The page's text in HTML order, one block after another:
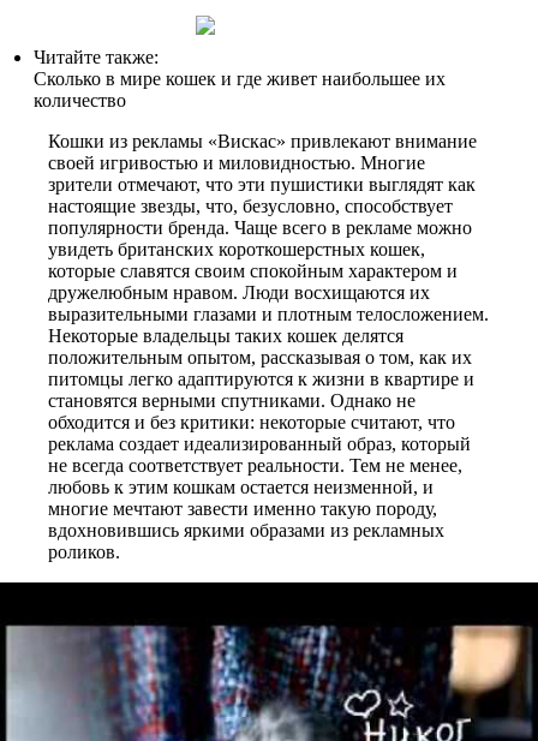
Читайте также:
Сколько в мире кошек и где живет наибольшее их
количество
Кошки из рекламы «Вискас» привлекают внимание
своей игривостью и миловидностью. Многие
зрители отмечают, что эти пушистики выглядят как
настоящие звезды, что, безусловно, способствует
популярности бренда. Чаще всего в рекламе можно
увидеть британских короткошерстных кошек,
которые славятся своим спокойным характером и
дружелюбным нравом. Люди восхищаются их
выразительными глазами и плотным телосложением.
Некоторые владельцы таких кошек делятся
положительным опытом, рассказывая о том, как их
питомцы легко адаптируются к жизни в квартире и
становятся верными спутниками. Однако не
обходится и без критики: некоторые считают, что
реклама создает идеализированный образ, который
не всегда соответствует реальности. Тем не менее,
любовь к этим кошкам остается неизменной, и
многие мечтают завести именно такую породу,
вдохновившись яркими образами из рекламных
роликов.